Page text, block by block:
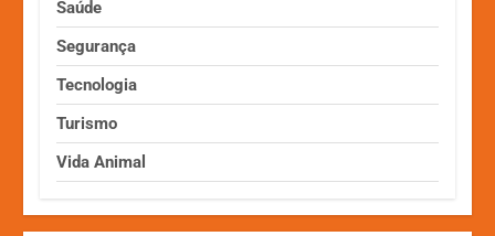
Saúde
Segurança
Tecnologia
Turismo
Vida Animal